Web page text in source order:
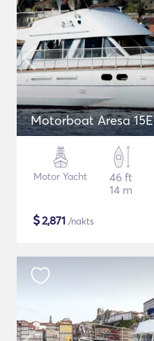
Motorboat Aresa 15E
Motor Yacht
46 ft
14 m
$2,871 /nakts